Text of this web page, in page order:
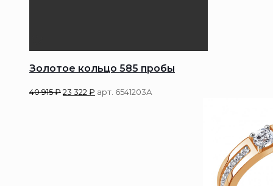
Золотое кольцо 585 пробы
40 915₽23 322 ₽ арт. 6541203А